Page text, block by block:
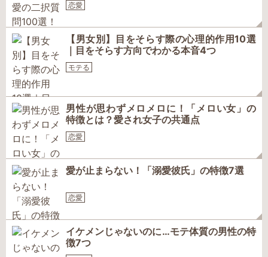
恋愛
【男女別】目をそらす際の心理的作用10選
｜目をそらす方向でわかる本音4つ
モテる
男性が思わずメロメロに！「メロい女」の
特徴とは？愛され女子の共通点
恋愛
愛が止まらない！「溺愛彼氏」の特徴7選
恋愛
イケメンじゃないのに…モテ体質の男性の特
徴7つ